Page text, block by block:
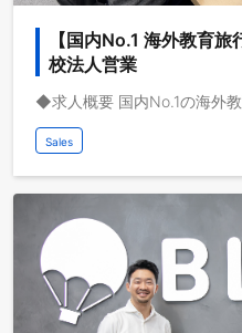
【国内No.1 海外教育
校法人営業
Sales